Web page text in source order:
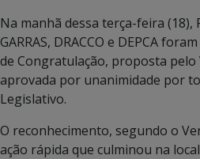
Na manhã dessa terça-feira (18),
GARRAS, DRACCO e DEPCA
de Congratulação, proposta pelo
aprovada por unanimidade por
Legislativo.
O reconhecimento, segundo o
ação rápida que culminou na